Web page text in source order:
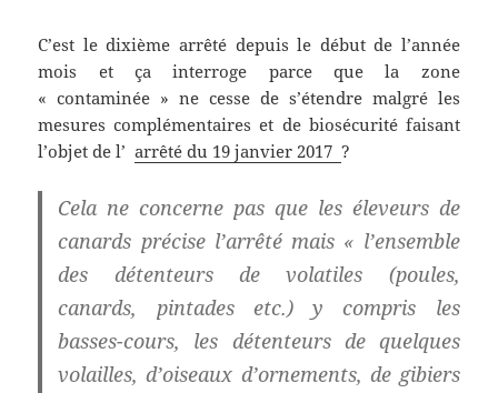
C’est le dixième arrêté depuis le début de l’année
mois et ça interroge parce que la zone
« contaminée » ne cesse de s’étendre malgré les
mesures complémentaires et de biosécurité faisant
l’objet de l’arrêté du 19 janvier 2017?
Cela ne concerne pas que les éleveurs de
canards précise l’arrêté mais « l’ensemble
des détenteurs de volatiles (poules,
canards, pintades etc.) y compris les
basses-cours, les détenteurs de quelques
volailles, d’oiseaux d’ornements, de gibiers